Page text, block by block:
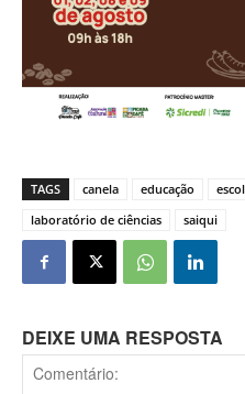
TAGS canela educação
laboratório de ciências
saiqui
DEIXE UMA RESPOSTA